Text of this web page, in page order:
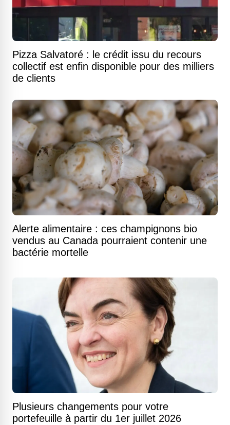
Pizza Salvatoré : le crédit issu du recours
collectif est enfin disponible pour des milliers
de clients
Alerte alimentaire : ces champignons bio
vendus au Canada pourraient contenir une
bactérie mortelle
Plusieurs changements pour votre
portefeuille à partir du 1er juillet 2026